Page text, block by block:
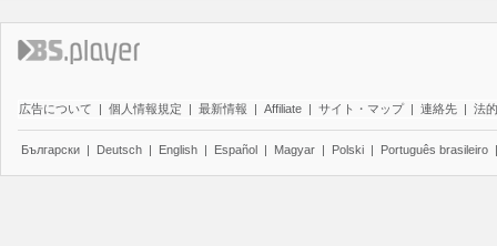
広告について | 個人情報規定 | 最新情報 | Affiliate | サイト・マップ | 連絡先 | 法
Български | Deutsch | English | Español | Magyar | Polski | Português brasileiro